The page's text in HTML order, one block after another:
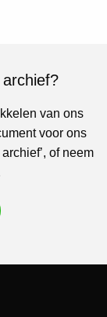
van ons
voor ons
of neem